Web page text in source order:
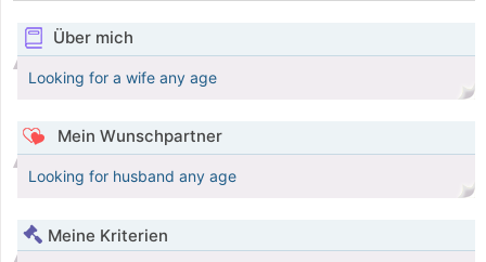
Über mich
Looking for a wife any age
Mein Wunschpartner
Looking for husband any age
Meine Kriterien